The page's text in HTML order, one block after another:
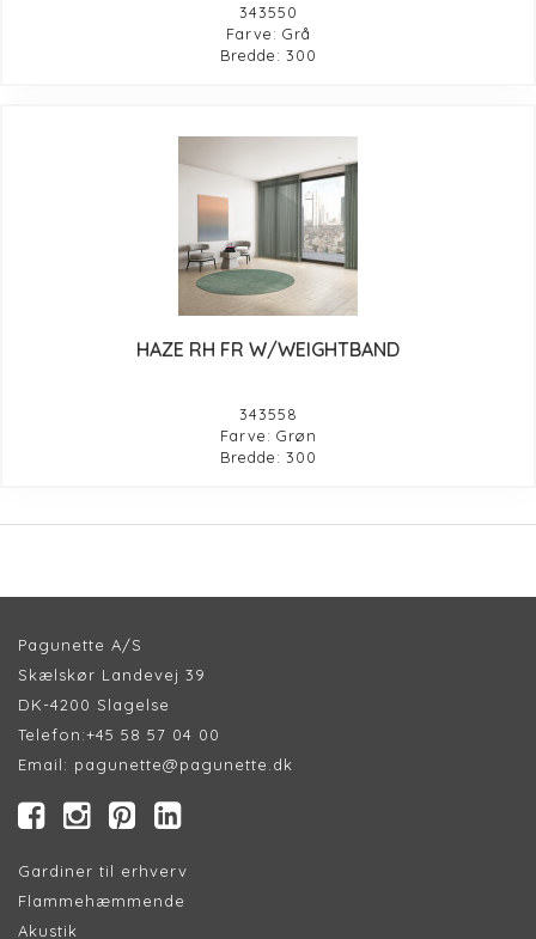
343550
Farve: Grå
Bredde: 300
HAZE RH FR W/WEIGHTBAND
343558
Farve: Grøn
Bredde: 300
Pagunette A/S
Skælskør Landevej 39
DK-4200 Slagelse
Telefon:+45 58 57 04 00
Email: pagunette@pagunette.dk
Gardiner til erhverv
Flammehæmmende
Akustik